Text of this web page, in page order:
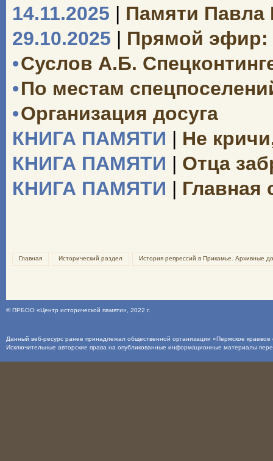
14.11.2025 | Памяти Павла
29.10.2025 | Прямой эфир:
•Суслов А.Б.
•По местам
•Организация досуга
КНИГА ПАМЯТИ | Не
КНИГА ПАМЯТИ | Отца
КНИГА ПАМЯТИ | Главная
Главная Исторический раздел История репрессий в Прикамье. Архивные
©ПРБОО «Центр исторической памяти» , 2022 г.
Данный веб-ресурс ранее принадлежал общественной организации «Пермское
Исключительные авторские права на опубликованные информационные материалы